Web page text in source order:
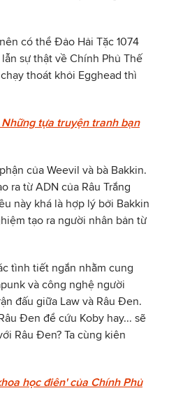
có thể Đảo Hải Tặc 1074
sự thật về Chính Phủ Thế
thoát khỏi Egghead thì
tựa truyện tranh bạn
của Weevil và bà Bakkin.
ra từ ADN của Râu Trắng
này khá là hợp lý bởi Bakkin
tạo ra người nhân bản từ
tình tiết ngắn nhằm cung
và công nghệ người
đấu giữa Law và Râu Đen.
Đen để cứu Koby hay... sẽ
Râu Đen? Ta cùng kiên
học điên' của Chính Phủ